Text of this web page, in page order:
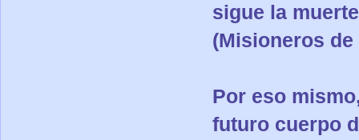
sigue la
(Misioneros de
Por eso
futuro cuerpo